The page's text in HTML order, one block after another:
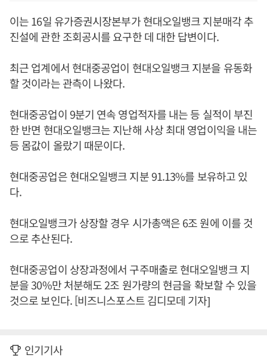
이는 16일 유가증권시장본부가 현대오일뱅크 지분매각 추
진설에 관한 조회공시를 요구한 데 대한 답변이다.
최근 업계에서 현대중공업이 현대오일뱅크 지분을 유동화
할 것이라는 관측이 나왔다.
현대중공업이 9분기 연속 영업적자를 내는 등 실적이 부진
한 반면 현대오일뱅크는 지난해 사상 최대 영업이익을 내는
등 몸값이 올랐기 때문이다.
현대중공업은 현대오일뱅크 지분 91.13%를 보유하고 있
다.
현대오일뱅크가 상장할 경우 시가총액은 6조 원에 이를 것
으로 추산된다.
현대중공업이 상장과정에서 구주매출로 현대오일뱅크 지
분을 30%만 처분해도 2조 원가량의 현금을 확보할 수 있을
것으로 보인다. [비즈니스포스트 김디모데 기자]
인기기사